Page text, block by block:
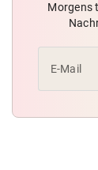
Morgens
E-Mail